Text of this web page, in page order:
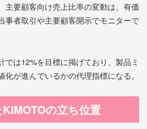
主要顧客向け売上比率の変動は、有価
事者取引や主要顧客開示でモニターで
では12%を目標に掲げており、製品ミ
化が進んでいるかの代理指標になる。
の立ち位置